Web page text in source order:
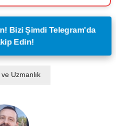
Bizi Şimdi Telegram'da
Edin!
Uzmanlık